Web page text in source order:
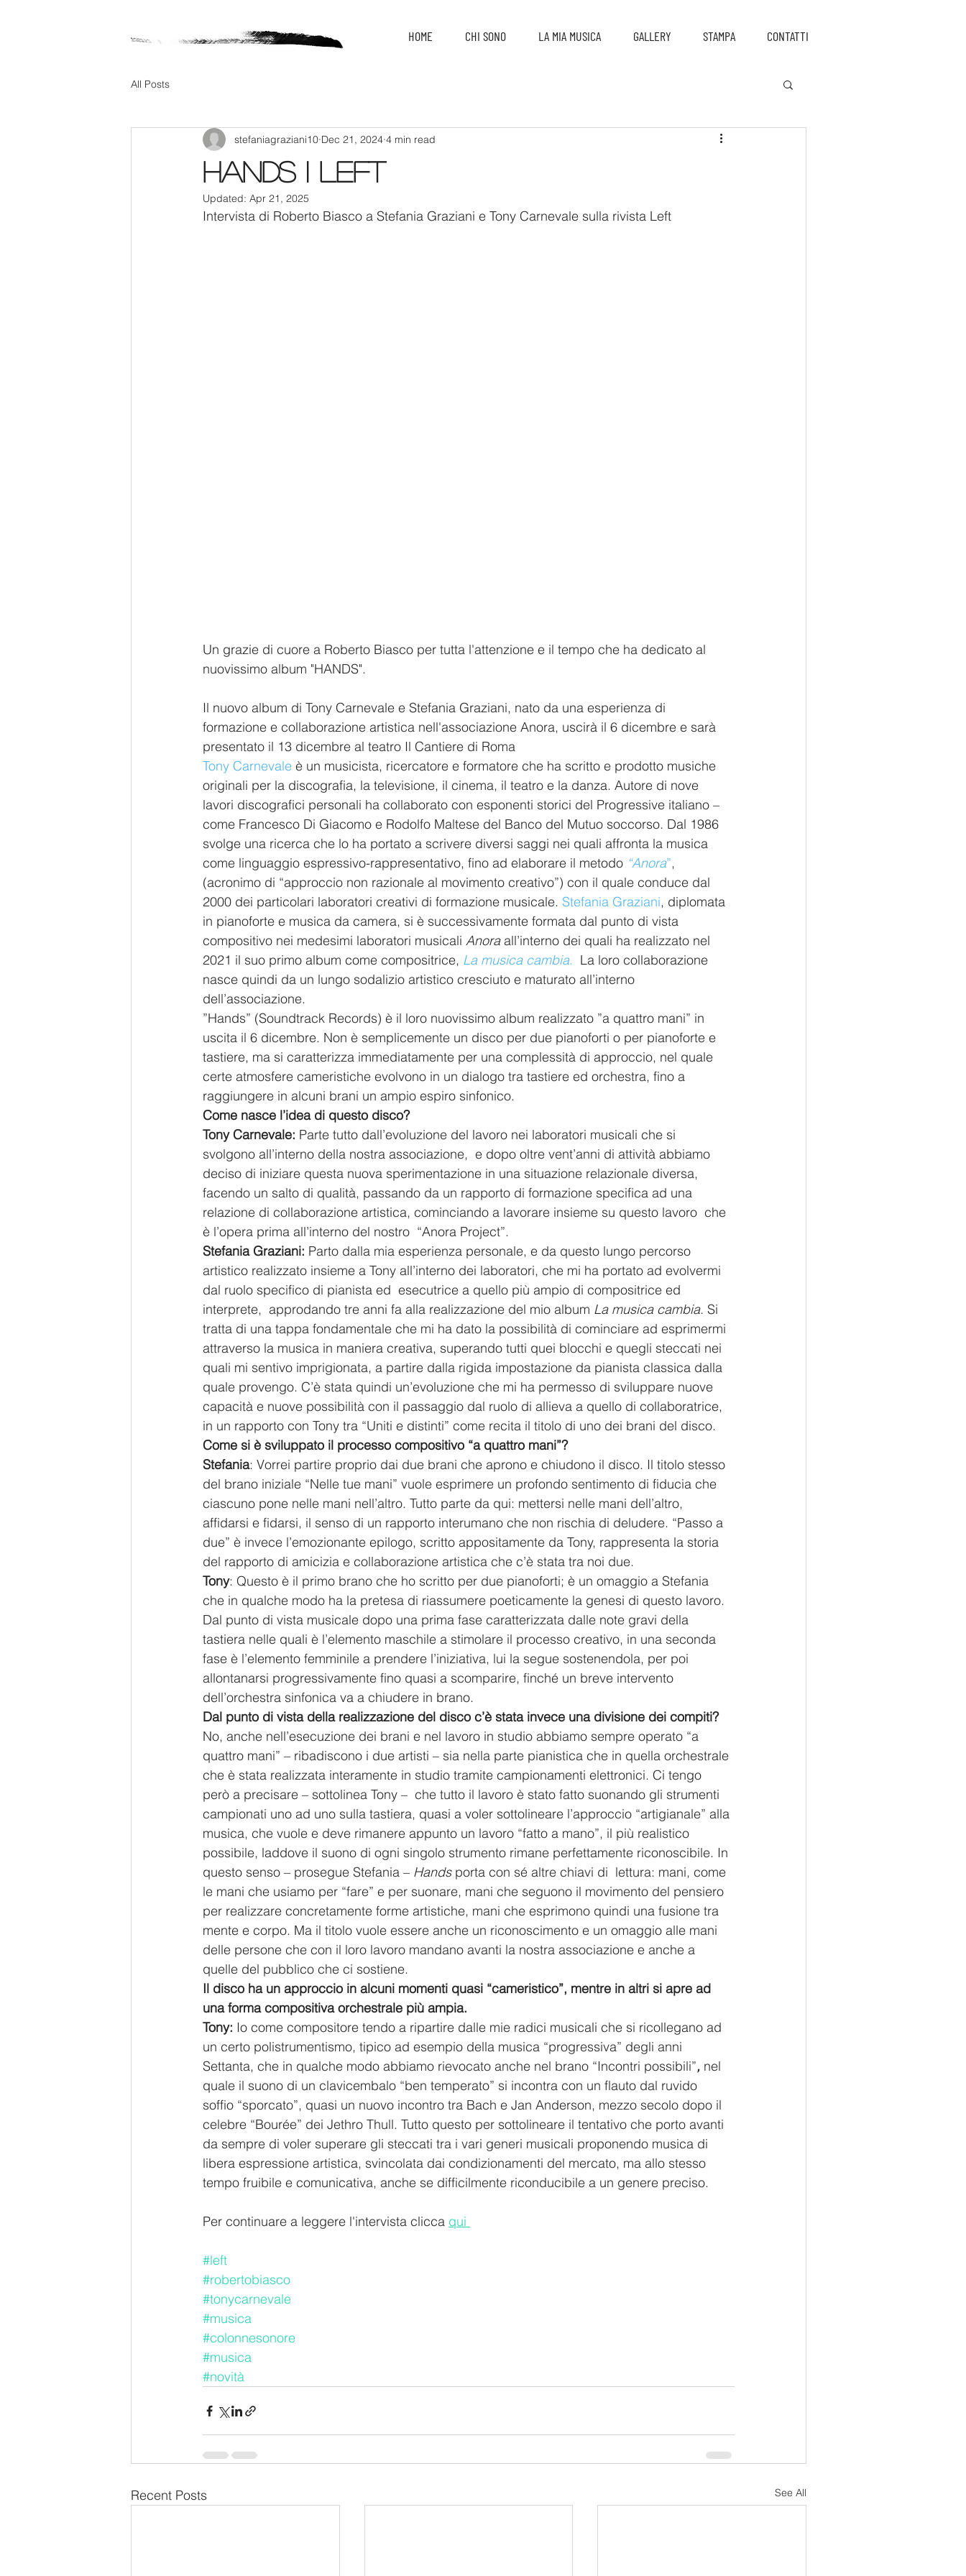
HOME CHI SONO LA MIA MUSICA GALLERY STAMPA CONTATTI
All Posts
HANDS I Left
stefaniagraziani10 Dec 21, 2024 4 min read
Updated: Apr 21, 2025
Intervista di Roberto Biasco a Stefania Graziani e Tony Carnevale sulla rivista Left
Un grazie di cuore a Roberto Biasco per tutta l'attenzione e il tempo che ha dedicato al
nuovissimo album "HANDS".
Il nuovo album di Tony Carnevale e Stefania Graziani, nato da una esperienza di
formazione e collaborazione artistica nell'associazione Anora, uscirà il 6 dicembre e sarà
presentato il 13 dicembre al teatro Il Cantiere di Roma
Tony Carnevale è un musicista, ricercatore e formatore che ha scritto e prodotto musiche
originali per la discografia, la televisione, il cinema, il teatro e la danza. Autore di nove
lavori discografici personali ha collaborato con esponenti storici del Progressive italiano –
come Francesco Di Giacomo e Rodolfo Maltese del Banco del Mutuo soccorso. Dal 1986
svolge una ricerca che lo ha portato a scrivere diversi saggi nei quali affronta la musica
come linguaggio espressivo-rappresentativo, fino ad elaborare il metodo “Anora”,
(acronimo di “approccio non razionale al movimento creativo”) con il quale conduce dal
2000 dei particolari laboratori creativi di formazione musicale. Stefania Graziani, diplomata
in pianoforte e musica da camera, si è successivamente formata dal punto di vista
compositivo nei medesimi laboratori musicali Anora all’interno dei quali ha realizzato nel
2021 il suo primo album come compositrice, La musica cambia. La loro collaborazione
nasce quindi da un lungo sodalizio artistico cresciuto e maturato all’interno
dell’associazione.
”Hands” (Soundtrack Records) è il loro nuovissimo album realizzato ”a quattro mani” in
uscita il 6 dicembre. Non è semplicemente un disco per due pianoforti o per pianoforte e
tastiere, ma si caratterizza immediatamente per una complessità di approccio, nel quale
certe atmosfere cameristiche evolvono in un dialogo tra tastiere ed orchestra, fino a
raggiungere in alcuni brani un ampio espiro sinfonico.
Come nasce l’idea di questo disco?
Tony Carnevale: Parte tutto dall’evoluzione del lavoro nei laboratori musicali che si
svolgono all’interno della nostra associazione,  e dopo oltre vent’anni di attività abbiamo
deciso di iniziare questa nuova sperimentazione in una situazione relazionale diversa,
facendo un salto di qualità, passando da un rapporto di formazione specifica ad una
relazione di collaborazione artistica, cominciando a lavorare insieme su questo lavoro  che
è l’opera prima all’interno del nostro  “Anora Project”.
Stefania Graziani: Parto dalla mia esperienza personale, e da questo lungo percorso
artistico realizzato insieme a Tony all’interno dei laboratori, che mi ha portato ad evolvermi
dal ruolo specifico di pianista ed  esecutrice a quello più ampio di compositrice ed
interprete,  approdando tre anni fa alla realizzazione del mio album La musica cambia. Si
tratta di una tappa fondamentale che mi ha dato la possibilità di cominciare ad esprimermi
attraverso la musica in maniera creativa, superando tutti quei blocchi e quegli steccati nei
quali mi sentivo imprigionata, a partire dalla rigida impostazione da pianista classica dalla
quale provengo. C’è stata quindi un’evoluzione che mi ha permesso di sviluppare nuove
capacità e nuove possibilità con il passaggio dal ruolo di allieva a quello di collaboratrice,
in un rapporto con Tony tra “Uniti e distinti” come recita il titolo di uno dei brani del disco.
Come si è sviluppato il processo compositivo “a quattro mani”?
Stefania: Vorrei partire proprio dai due brani che aprono e chiudono il disco. Il titolo stesso
del brano iniziale “Nelle tue mani” vuole esprimere un profondo sentimento di fiducia che
ciascuno pone nelle mani nell’altro. Tutto parte da qui: mettersi nelle mani dell’altro,
affidarsi e fidarsi, il senso di un rapporto interumano che non rischia di deludere. “Passo a
due” è invece l’emozionante epilogo, scritto appositamente da Tony, rappresenta la storia
del rapporto di amicizia e collaborazione artistica che c’è stata tra noi due.
Tony: Questo è il primo brano che ho scritto per due pianoforti; è un omaggio a Stefania
che in qualche modo ha la pretesa di riassumere poeticamente la genesi di questo lavoro.
Dal punto di vista musicale dopo una prima fase caratterizzata dalle note gravi della
tastiera nelle quali è l’elemento maschile a stimolare il processo creativo, in una seconda
fase è l’elemento femminile a prendere l’iniziativa, lui la segue sostenendola, per poi
allontanarsi progressivamente fino quasi a scomparire, finché un breve intervento
dell’orchestra sinfonica va a chiudere in brano.
Dal punto di vista della realizzazione del disco c’è stata invece una divisione dei compiti?
No, anche nell’esecuzione dei brani e nel lavoro in studio abbiamo sempre operato “a
quattro mani” – ribadiscono i due artisti – sia nella parte pianistica che in quella orchestrale
che è stata realizzata interamente in studio tramite campionamenti elettronici. Ci tengo
però a precisare – sottolinea Tony –  che tutto il lavoro è stato fatto suonando gli strumenti
campionati uno ad uno sulla tastiera, quasi a voler sottolineare l’approccio “artigianale” alla
musica, che vuole e deve rimanere appunto un lavoro “fatto a mano”, il più realistico
possibile, laddove il suono di ogni singolo strumento rimane perfettamente riconoscibile. In
questo senso – prosegue Stefania – Hands porta con sé altre chiavi di  lettura: mani, come
le mani che usiamo per “fare” e per suonare, mani che seguono il movimento del pensiero
per realizzare concretamente forme artistiche, mani che esprimono quindi una fusione tra
mente e corpo. Ma il titolo vuole essere anche un riconoscimento e un omaggio alle mani
delle persone che con il loro lavoro mandano avanti la nostra associazione e anche a
quelle del pubblico che ci sostiene.
Il disco ha un approccio in alcuni momenti quasi “cameristico”, mentre in altri si apre ad
una forma compositiva orchestrale più ampia.
Tony: Io come compositore tendo a ripartire dalle mie radici musicali che si ricollegano ad
un certo polistrumentismo, tipico ad esempio della musica “progressiva” degli anni
Settanta, che in qualche modo abbiamo rievocato anche nel brano “Incontri possibili”, nel
quale il suono di un clavicembalo “ben temperato” si incontra con un flauto dal ruvido
soffio “sporcato”, quasi un nuovo incontro tra Bach e Jan Anderson, mezzo secolo dopo il
celebre “Bourée” dei Jethro Thull. Tutto questo per sottolineare il tentativo che porto avanti
da sempre di voler superare gli steccati tra i vari generi musicali proponendo musica di
libera espressione artistica, svincolata dai condizionamenti del mercato, ma allo stesso
tempo fruibile e comunicativa, anche se difficilmente riconducibile a un genere preciso.
Per continuare a leggere l'intervista clicca qui
#left
#robertobiasco
#tonycarnevale
#musica
#colonnesonore
#musica
#novità
Recent Posts See All